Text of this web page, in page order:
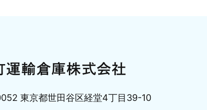
東京都世田谷区経堂4丁目39-10